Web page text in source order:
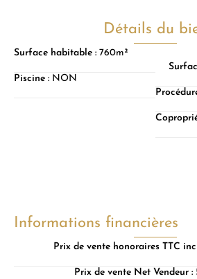
Détails du
Surface habitable : 760m²
Piscine : NON
Informations financières
Prix de vente honoraires TTC
Prix de vente Net Vendeur :